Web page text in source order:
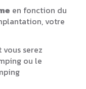
en fonction du
votre
vous serez
ou le